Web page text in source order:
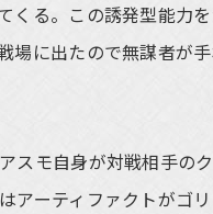
くる。この誘発型能力
場に出たので無謀者
スモ自身が対戦相手の
ーティファクトがゴ